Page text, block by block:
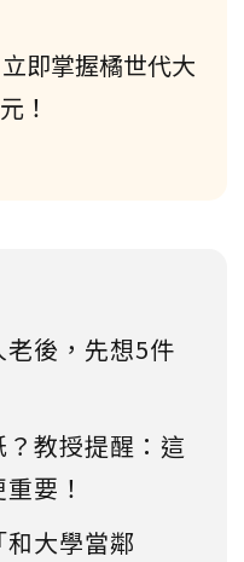
即掌握橘世代大
！
後，先想5件
教授提醒：這
要！
大學當鄰